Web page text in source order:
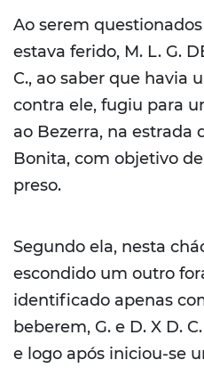
Ao serem
estava ferido, M. L. G.
C., ao saber que havia
contra ele, fugiu para
ao Bezerra, na estrada
Bonita, com objetivo
preso.
Segundo ela, nesta
escondido um outro
identificado apenas
beberem, G. e D. X D.
e logo após iniciou-se